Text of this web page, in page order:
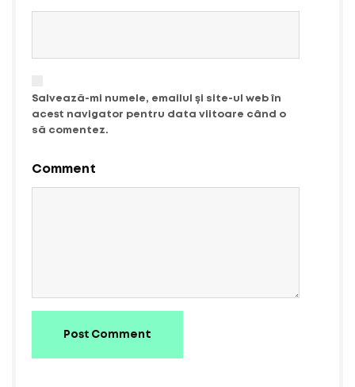
Salvează-mi numele, emailul și site-ul web în
acest navigator pentru data viitoare când o
să comentez.
Comment
Post Comment